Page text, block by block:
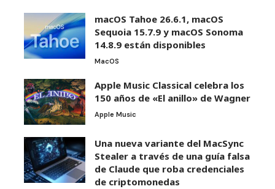
macOS Tahoe 26.6.1, macOS
Sequoia 15.7.9 y macOS Sonoma
14.8.9 están disponibles
MacOS
Apple Music Classical celebra los
150 años de «El anillo» de Wagner
Apple Music
Una nueva variante del MacSync
Stealer a través de una guía falsa
de Claude que roba credenciales
de criptomonedas